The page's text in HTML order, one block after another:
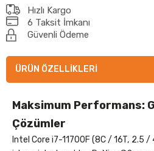
Hızlı Kargo
6 Taksit İmkanı
Güvenli Ödeme
ÜRÜN ÖZELLIKLERI
Maksimum Performans:
Çözümler
Intel Core i7-11700F (8C / 16T, 2.5 /